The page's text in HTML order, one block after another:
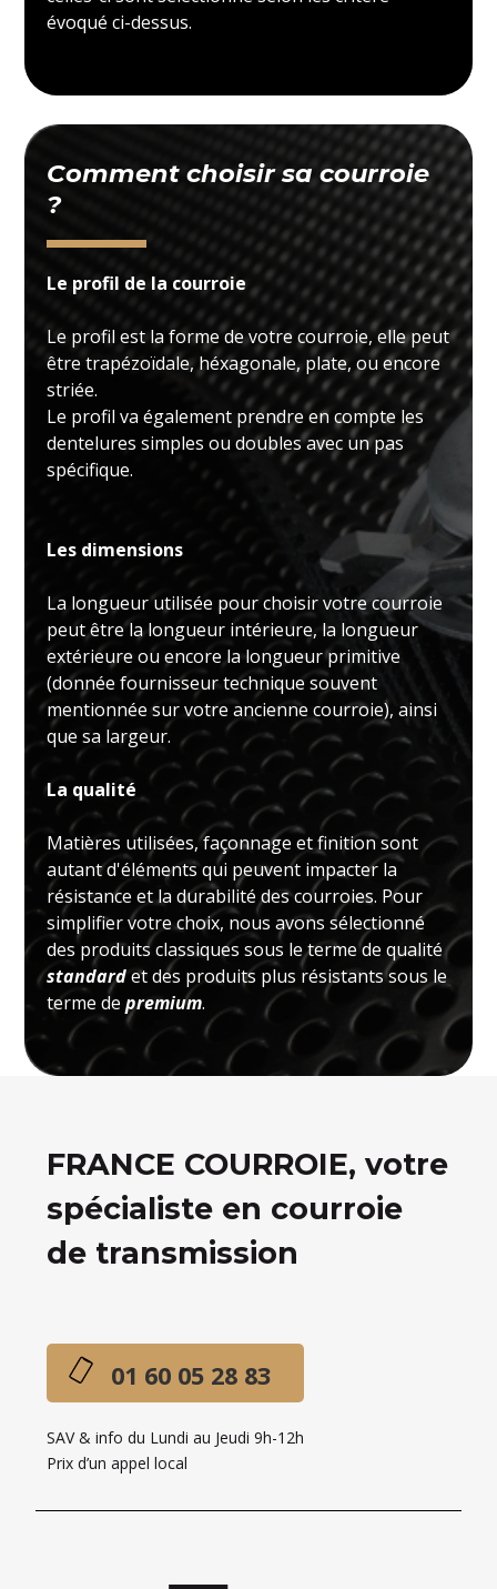
évoqué ci-dessus.
Comment choisir sa courroie
?
Le profil de la courroie
Le profil est la forme de votre courroie, elle peut
être trapézoïdale, héxagonale, plate, ou encore
striée.
Le profil va également prendre en compte les
dentelures simples ou doubles avec un pas
spécifique.
Les dimensions
La longueur utilisée pour choisir votre courroie
peut être la longueur intérieure, la longueur
extérieure ou encore la longueur primitive
(donnée fournisseur technique souvent
mentionnée sur votre ancienne courroie), ainsi
que sa largeur.
La qualité
Matières utilisées, façonnage et finition sont
autant d'éléments qui peuvent impacter la
résistance et la durabilité des courroies. Pour
simplifier votre choix, nous avons sélectionné
des produits classiques sous le terme de qualité
standardet des produits plus résistants sous le
terme depremium.
FRANCE COURROIE, votre
spécialiste en courroie
de transmission
01 60 05 28 83
SAV & info du Lundi au Jeudi 9h-12h
Prix d’un appel local